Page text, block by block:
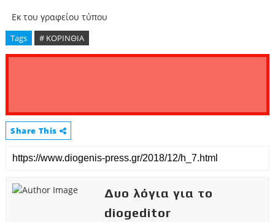
Εκ του γραφείου τύπου
Tags # ΚΟΡΙΝΘΙΑ
Share This
Δυο λόγια για το
diogeditor